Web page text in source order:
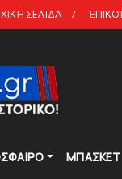
ΣΕΛΙΔΑ
ΜΠΑΣΚΕΤ